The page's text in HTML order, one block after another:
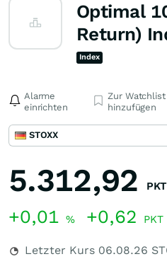
Optimal
Return)
Index
Alarme
einrichten
Zur Watchlist
hinzufügen
STOXX
5.312,92 PKT
+0,01 % +0,62 PKT
Letzter Kurs 06.08.26